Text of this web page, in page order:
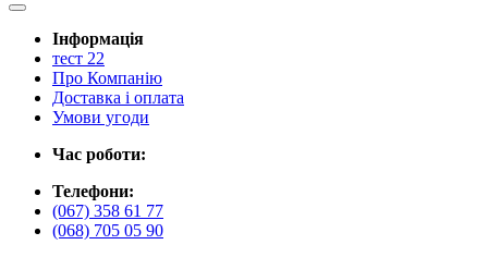
Інформація
тест 22
Про Компанію
Доставка і оплата
Умови угоди
Час роботи:
Телефони:
(067) 358 61 77
(068) 705 05 90